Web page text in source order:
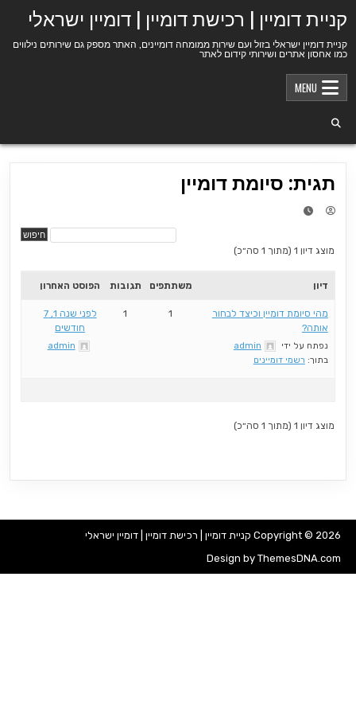
קניית דומיין | רכישת דומיין | דומיין ישראלי
קניית דומיין ישראלי בזול ועם שירות ממומחה דומיינים, האתר מספק גם שירותים נילווים
כמו אחסון אתרים ושירותי קידום לאתר
MENU
תגית: סיומת דומיין
מוצג דיון 1 (מתוך 1 סה״כ)
דיון משתתפים תגובות הפוסט האחרון
מהי סיומת דומיין וכיצד לבחור
אותה?
נפתח על ידי
admin
בתוך: רשמי דומיינים
1
1
לפני שנה 1, 7
חודשים
admin
מוצג דיון 1 (מתוך 1 סה״כ)
Copyright © 2026 קניית דומיין | רכישת דומיין | דומיין ישראלי
Design by ThemesDNA.com